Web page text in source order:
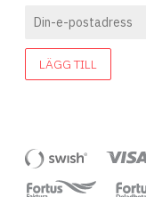
LÄGG TILL